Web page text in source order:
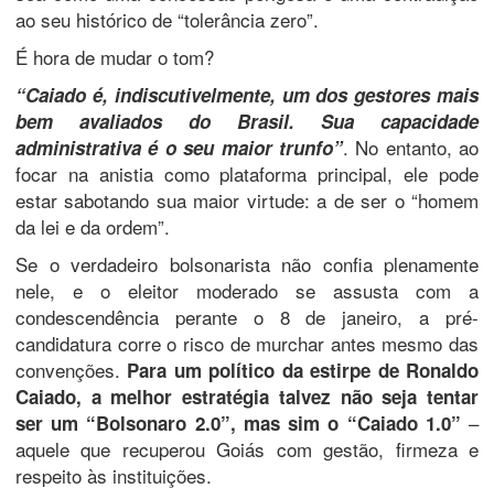
ao seu histórico de “tolerância zero”.
​É hora de mudar o tom?
​“Caiado é, indiscutivelmente, um dos gestores mais
bem avaliados do Brasil. Sua capacidade
administrativa é o seu maior trunfo”. No entanto, ao
focar na anistia como plataforma principal, ele pode
estar sabotando sua maior virtude: a de ser o “homem
da lei e da ordem”.
​Se o verdadeiro bolsonarista não confia plenamente
nele, e o eleitor moderado se assusta com a
condescendência perante o 8 de janeiro, a pré-
candidatura corre o risco de murchar antes mesmo das
convenções. Para um político da estirpe de Ronaldo
Caiado, a melhor estratégia talvez não seja tentar
ser um “Bolsonaro 2.0”, mas sim o “Caiado 1.0” –
aquele que recuperou Goiás com gestão, firmeza e
respeito às instituições.